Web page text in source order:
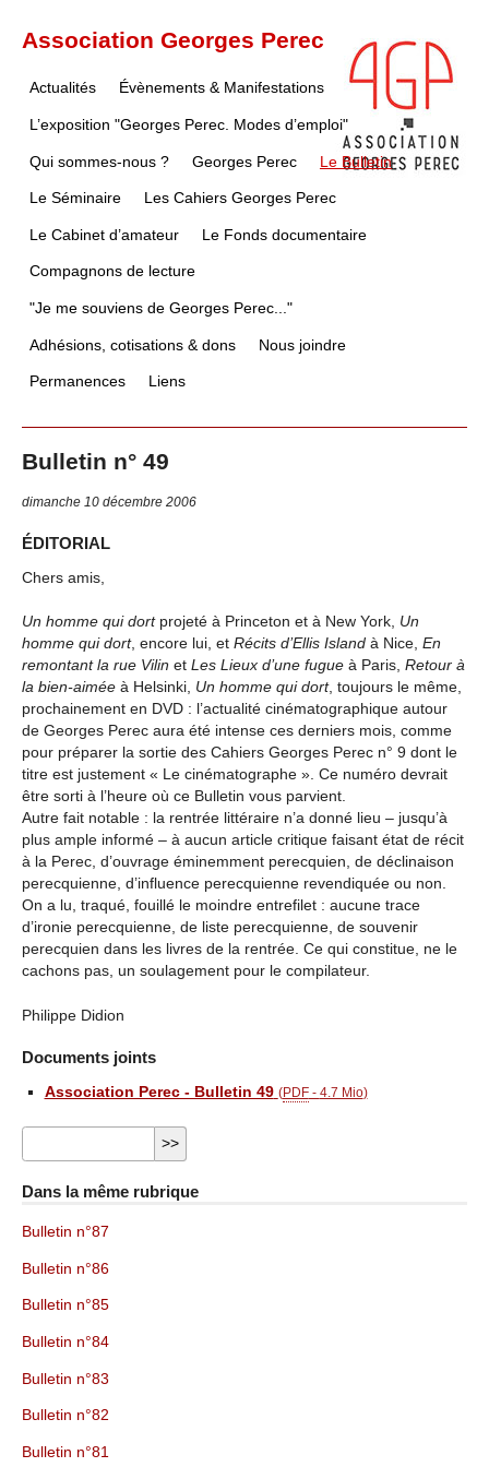
Association Georges Perec
Actualités Évènements & Manifestations
L’exposition "Georges Perec. Modes d’emploi"
Qui sommes-nous ? Georges Perec Le Bulletin
Le Séminaire Les Cahiers Georges Perec
Le Cabinet d’amateur Le Fonds documentaire
Compagnons de lecture
"Je me souviens de Georges Perec..."
Adhésions, cotisations & dons Nous joindre
Permanences Liens
Bulletin n° 49
dimanche 10 décembre 2006
ÉDITORIAL
Chers amis,
Un homme qui dortprojeté à Princeton et à New York, Un
homme qui dort, encore lui, et Récits d’Ellis Island à Nice, En
remontant la rue Vilin et Les Lieux d’une fugue à Paris, Retour à
la bien-aimée à Helsinki, Un homme qui dort, toujours le même,
prochainement en DVD : l’actualité cinématographique autour
de Georges Perec aura été intense ces derniers mois, comme
pour préparer la sortie des Cahiers Georges Perec n° 9 dont le
titre est justement « Le cinématographe ». Ce numéro devrait
être sorti à l’heure où ce Bulletin vous parvient.
Autre fait notable : la rentrée littéraire n’a donné lieu – jusqu’à
plus ample informé – à aucun article critique faisant état de récit
à la Perec, d’ouvrage éminemment perecquien, de déclinaison
perecquienne, d’influence perecquienne revendiquée ou non.
On a lu, traqué, fouillé le moindre entrefilet : aucune trace
d’ironie perecquienne, de liste perecquienne, de souvenir
perecquien dans les livres de la rentrée. Ce qui constitue, ne le
cachons pas, un soulagement pour le compilateur.
Philippe Didion
Documents joints
Association Perec - Bulletin 49 (PDF- 4.7 Mio)
Dans la même rubrique
Bulletin n°87
Bulletin n°86
Bulletin n°85
Bulletin n°84
Bulletin n°83
Bulletin n°82
Bulletin n°81